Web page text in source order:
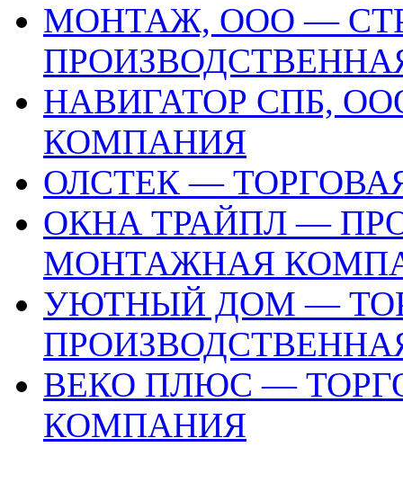
МОНТАЖ, ООО —
НАВИГАТОР СПБ,
КОМПАНИЯ
ОЛСТЕК —
ОКНА ТРАЙПЛ —
МОНТАЖНАЯ
УЮТНЫЙ ДОМ —
ВЕКО ПЛЮС —
КОМПАНИЯ